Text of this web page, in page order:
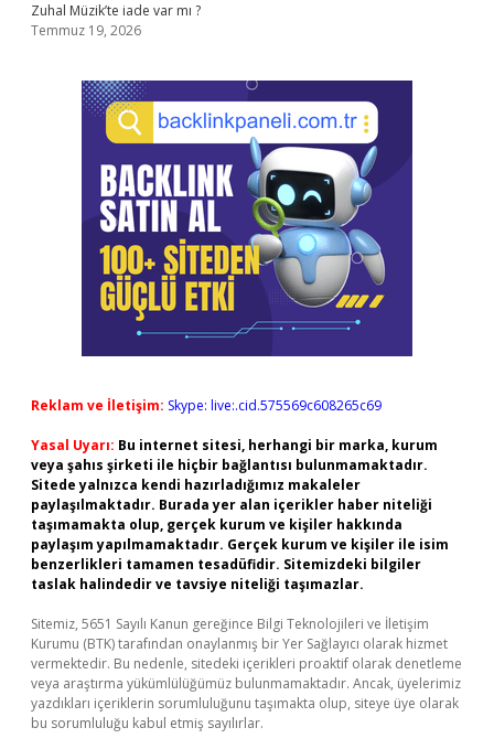
Zuhal Müzik’te iade var mı ?
Temmuz 19, 2026
Reklam ve İletişim: Skype: live:.cid.575569c608265c69
Yasal Uyarı: Bu internet sitesi, herhangi bir marka, kurum
veya şahıs şirketi ile hiçbir bağlantısı bulunmamaktadır.
Sitede yalnızca kendi hazırladığımız makaleler
paylaşılmaktadır. Burada yer alan içerikler haber niteliği
taşımamakta olup, gerçek kurum ve kişiler hakkında
paylaşım yapılmamaktadır. Gerçek kurum ve kişiler ile isim
benzerlikleri tamamen tesadüfidir. Sitemizdeki bilgiler
taslak halindedir ve tavsiye niteliği taşımazlar.
Sitemiz, 5651 Sayılı Kanun gereğince Bilgi Teknolojileri ve İletişim
Kurumu (BTK) tarafından onaylanmış bir Yer Sağlayıcı olarak hizmet
vermektedir. Bu nedenle, sitedeki içerikleri proaktif olarak denetleme
veya araştırma yükümlülüğümüz bulunmamaktadır. Ancak, üyelerimiz
yazdıkları içeriklerin sorumluluğunu taşımakta olup, siteye üye olarak
bu sorumluluğu kabul etmiş sayılırlar.